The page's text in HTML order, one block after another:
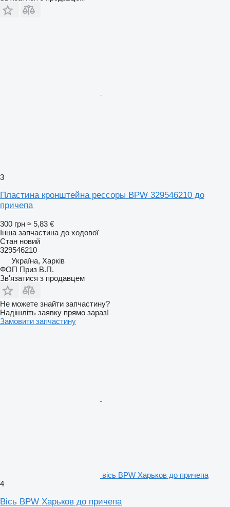
3
Пластина кронштейна рессоры BPW 329546210 до
причепа
300 грн ≈ 5,83 €
Інша запчастина до ходової
Стан новий
329546210
Україна, Харків
ФОП Приз В.П.
Зв'язатися з продавцем
Не можете знайти запчастину?
Надішліть заявку прямо зараз!
Замовити запчастину
вісь BPW Харьков до причепа
4
Вісь BPW Харьков до причепа